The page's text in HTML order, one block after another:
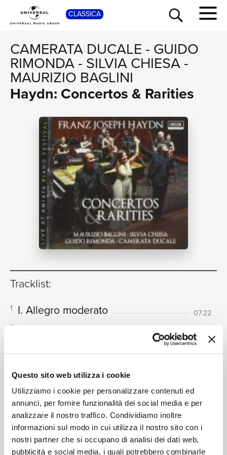
Questo sito web utilizza i cookie
Utilizziamo i cookie per personalizzare contenuti ed
annunci, per fornire funzionalità dei social media e per
analizzare il nostro traffico. Condividiamo inoltre
informazioni sul modo in cui utilizza il nostro sito con i
nostri partner che si occupano di analisi dei dati web,
pubblicità e social media, i quali potrebbero combinarle
CLASSICA
CAMERATA DUCALE- GUIDO
RIMONDA- SILVIA CHIESA-
MAURIZIO BAGLINI
Haydn: Concertos & Rarities
Tracklist:
1 I. Allegro moderato
07:22
2
08:34
3 III. Presto
Maurizio Baglini, Camerata Ducale
4 I. Allegro moderato
11:08
5 II. Adagio
6 III. Finale. Presto
04:49
7 I. Allegro assai
05:02
SHOP
TOUR
NEWS
RICERCA
CHI SIAMO
CONTATTI